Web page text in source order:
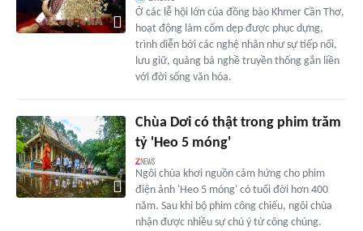
Ở các lễ hội lớn của đồng bào Khmer Cần Thơ,
hoạt động làm cốm dẹp được phục dựng,
trình diễn bởi các nghệ nhân như sự tiếp nối,
lưu giữ, quảng bá nghề truyền thống gắn liền
với đời sống văn hóa.
Chùa Dơi có thật trong phim trăm
tỷ 'Heo 5 móng'
Ngôi chùa khơi nguồn cảm hứng cho phim
điện ảnh 'Heo 5 móng' có tuổi đời hơn 400
năm. Sau khi bộ phim công chiếu, ngôi chùa
nhận được nhiều sự chú ý từ công chúng.